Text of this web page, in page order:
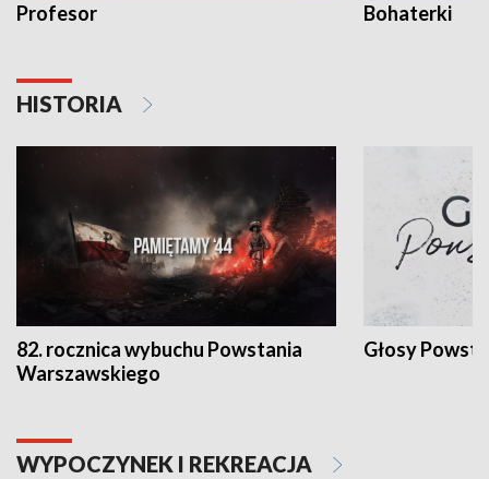
Profesor Bohaterki
HISTORIA
82. rocznica wybuchu Powstania
Warszawskiego
Głosy
WYPOCZYNEK I REKREACJA